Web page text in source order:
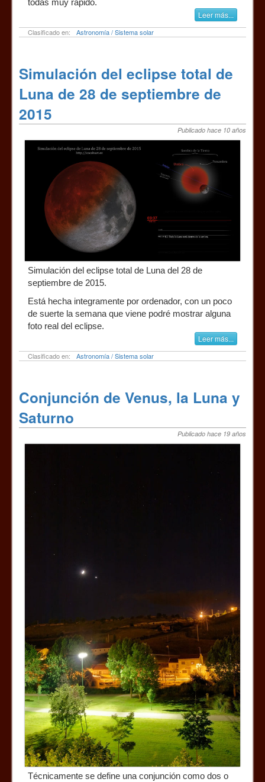
Leer más...
Clasificado en: Astronomía / Sistema solar
Simulación del eclipse total de
Luna de 28 de septiembre de
2015
Publicado hace 10 años
Simulación del eclipse total de Luna del 28 de
septiembre de 2015.
Está hecha integramente por ordenador, con un poco
de suerte la semana que viene podré mostrar alguna
foto real del eclipse.
Leer más...
Clasificado en: Astronomía / Sistema solar
Conjunción de Venus, la Luna y
Saturno
Publicado hace 19 años
Técnicamente se define una conjunción como dos o